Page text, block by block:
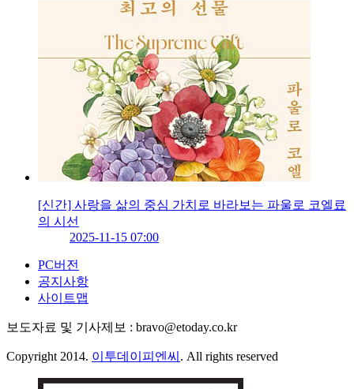
[신간] 사랑을 삶의 중심 가치로 바라보는 파울로 코엘료
의 시선
2025-11-15 07:00
PC버전
공지사항
사이트맵
보도자료 및 기사제보 : bravo@etoday.co.kr
Copyright 2014. 이투데이피엔씨 . All rights reserved